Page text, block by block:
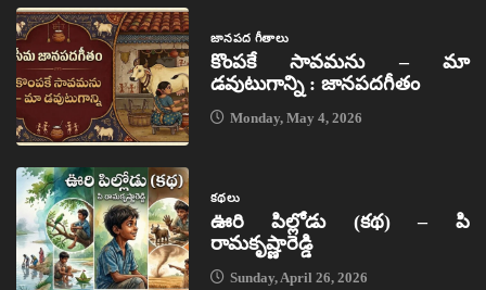
జానపద గీతాలు
కొంపకే సావమను – మా
డవుటుగాన్ని : జానపదగీతం
Monday, May 4, 2026
కథలు
ఊరి పిల్లోడు (కథ) – పి
రామకృష్ణారెడ్డి
Sunday, April 26, 2026